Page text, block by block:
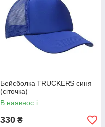
Бейсболка TRUCKERS синя
(сіточка)
В наявності
330 ₴